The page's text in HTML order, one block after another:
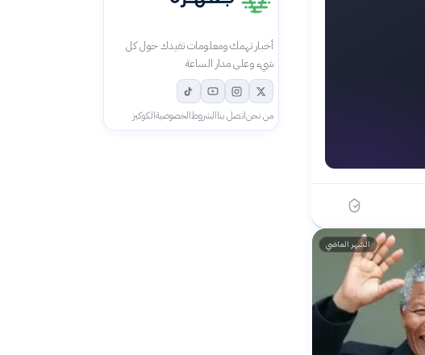
الشهر الماضي
أخبار تهمك ومعلومات تفيدك حول كل
شيء وعلى مدار الساعة
من نحناتصل بناالشروطالخصوصيةالكوكيز